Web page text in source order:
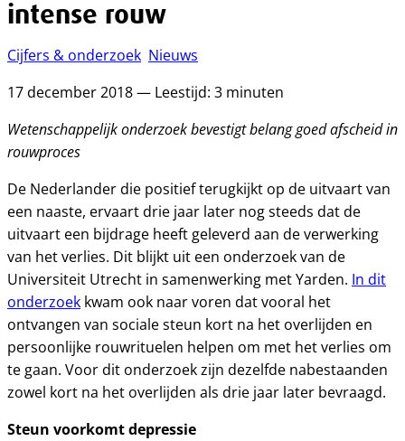
intense rouw
Cijfers & onderzoek Nieuws
17 december 2018 — Leestijd: 3 minuten
Wetenschappelijk onderzoek bevestigt belang goed afscheid in
rouwproces
De Nederlander die positief terugkijkt op de uitvaart van
een naaste, ervaart drie jaar later nog steeds dat de
uitvaart een bijdrage heeft geleverd aan de verwerking
van het verlies. Dit blijkt uit een onderzoek van de
Universiteit Utrecht in samenwerking met Yarden. In dit
onderzoek kwam ook naar voren dat vooral het
ontvangen van sociale steun kort na het overlijden en
persoonlijke rouwrituelen helpen om met het verlies om
te gaan. Voor dit onderzoek zijn dezelfde nabestaanden
zowel kort na het overlijden als drie jaar later bevraagd.
Steun voorkomt depressie